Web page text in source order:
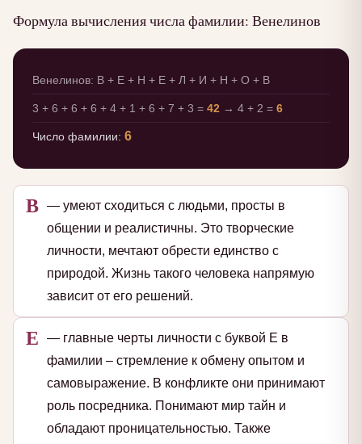
Формула вычисления числа фамилии: Венелинов
Венелинов: В + Е + Н + Е + Л + И + Н + О + В
3 + 6 + 6 + 6 + 4 + 1 + 6 + 7 + 3 = 42 → 4 + 2 = 6
Число фамилии: 6
В — умеют сходиться с людьми, просты в
общении и реалистичны. Это творческие
личности, мечтают обрести единство с
природой. Жизнь такого человека напрямую
зависит от его решений.
Е
— главные черты личности с буквой Е в
фамилии – стремление к обмену опытом и
самовыражение. В конфликте они принимают
роль посредника. Понимают мир тайн и
обладают проницательностью. Также